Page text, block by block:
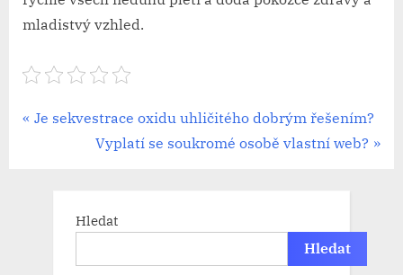
mladistvý vzhled.
Navigace
P
Je sekvestrace oxidu uhličitého dobrým řešením?
N
t
o
Vyplatí se soukromé osobě vlastní web?
Hledat
Hledat